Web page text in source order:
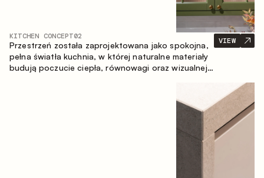
KITCHEN CONCEPT02
Przestrzeń została zaprojektowana jako spokojna,
pełna światła kuchnia, w której naturalne materiały
budują poczucie ciepła, równowagi oraz wizualnej
VIEW